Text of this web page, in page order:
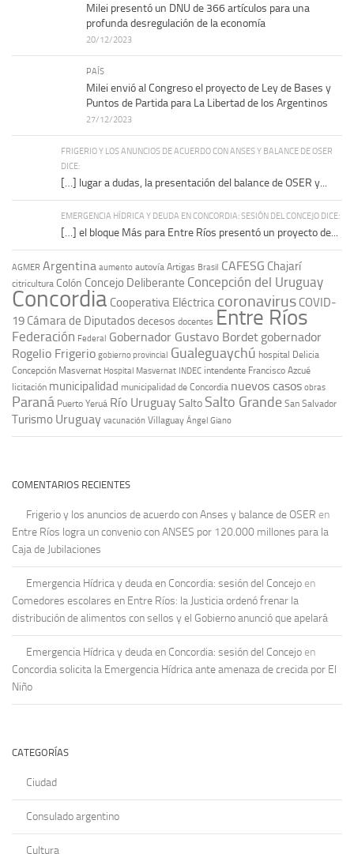
Milei presentó un DNU de 366 artículos para una
profunda desregulación de la economía
20/12/2023
PAÍS
Milei envió al Congreso el proyecto de Ley de Bases y
Puntos de Partida para La Libertad de los Argentinos
27/12/2023
FRIGERIO Y LOS ANUNCIOS DE ACUERDO CON ANSES Y BALANCE DE OSER
DICE:
[…] lugar a dudas, la presentación del balance de OSER y...
EMERGENCIA HÍDRICA Y DEUDA EN CONCORDIA: SESIÓN DEL CONCEJO DICE:
[…] el bloque Más para Entre Ríos presentó un proyecto de...
AGMER Argentina aumento autovía Artigas Brasil CAFESG Chajarí
citricultura Colón Concejo Deliberante Concepción del Uruguay
Concordia Cooperativa Eléctrica coronavirus COVID-
19 Cámara de Diputadosdecesos docentes Entre Ríos
Federación Federal Gobernador Gustavo Bordet gobernador
Rogelio Frigerio gobierno provincial Gualeguaychú hospital Delicia
Concepción Masvernat Hospital Masvernat INDEC intendente Francisco Azcué
licitación municipalidad municipalidad de Concordia nuevos casos obras
Paraná Puerto Yeruá Río UruguaySalto Salto Grande San Salvador
Turismo Uruguay vacunación Villaguay Ángel Giano
COMENTARIOS RECIENTES
Frigerio y los anuncios de acuerdo con Anses y balance de OSER en
Entre Ríos logra un convenio con ANSES por 120.000 millones para la
Caja de Jubilaciones
Emergencia Hídrica y deuda en Concordia: sesión del Concejo en
Comedores escolares en Entre Ríos: la Justicia ordenó frenar la
distribución de alimentos con sellos y el Gobierno anunció que apelará
Emergencia Hídrica y deuda en Concordia: sesión del Concejo en
Concordia solicita la Emergencia Hídrica ante amenaza de crecida por El
Niño
CATEGORÍAS
Ciudad
Consulado argentino
Cultura